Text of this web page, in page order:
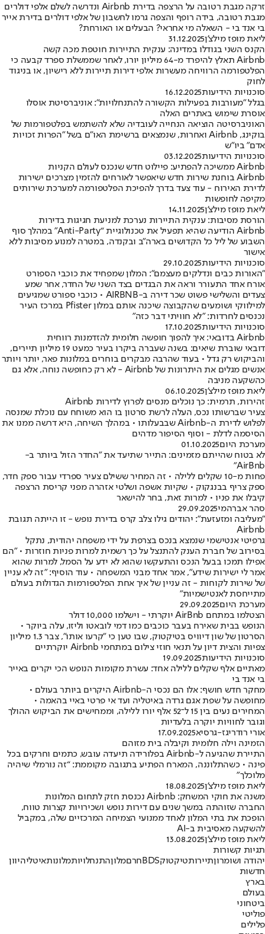
זרקה מגבת רטובה על הרצפה בדירת Airbnb ונדרשה לשלם אלפי דולרים
מגבת רטובה, בידה רופף והצפה גרמו לחשבון של אלפי דולרים בדירת אייר
בי אנד בי - השאלה מי אחראי? הבעלים או האורחת?
ליאת מופז מילצ'ן31.12.2025
הקנס השני בגודלו במדינה: ענקית התיירות חוטפת מכה קשה
Airbnb תאלץ להיפרד מ-64 מיליון יורו, לאחר שממשלת ספרד קבעה כי
הפלטפורמה הרוויחה מעשרות אלפי דירות תיירות ללא רישיון, או בניגוד
לחוק
סוכנויות הידיעות16.12.2025
בגלל "מעורבות בפעילות הקשורה להתנחלויות": אוניברסיטת אוסלו
אוסרת שימוש באתרים האלה
האוניברסיטה הוציאה הנחייה לעובדיה שלא להשתמש בפלטפורמות של
בוקינג, Airbnb ואחרות, שנמצאים ברשימת האו"ם בשל "הפרות זכויות
אדם" ביו"ש
סוכנויות הידיעות03.12.2025
Airbnb ממשיכה להפתיע: פיילוט חדש שנכנס לעולם הקניות
Airbnb בוחנת שירות חדש שיאפשר לאורחים להזמין מצרכים ישירות
לדירת האירוח - עוד צעד בדרך להפיכת הפלטפורמה למערכת שירותים
מקיפה לחופשות
ליאת מופז מילצ'ן14.11.2025
הורסת מסיבות: ענקית התיירות נערכת למניעת חגיגות בדירות
Airbnb הודיעה שהיא תפעיל את טכנולוגיית “Anti-Party” במהלך סוף
השבוע של ליל כל הקדושים בארה"ב ובקנדה, במטרה למנוע מסיבות ללא
אישור
סוכנויות הידיעות29.10.2025
"האורות כבים ונדלקים מעצמם": המלון שמפחיד את כוכבי הספורט
אורח אחד התעורר וראה את הבגדים בצד השני של החדר, אחר שמע
צעדים והשלישי פשוט שכר דירה ב-AIRBNB • כוכבי ספורט שמגיעים
למילווקי ושומעים שהקבוצה שיכנה אותם במלון Pfister במרכז העיר
נכנסים לחרדות: "לא חוויתי דבר כזה"
סוכנויות הידיעות17.10.2025
Airbnb בדובאי: איך להפוך חופשה חלומית להזדמנות רווחית
דובאי שוברת שיאים: בשנה שעברה ביקרו בעיר כמעט 19 מיליון תיירים,
והביקוש רק גדל • בעוד שהרבה מבקרים בוחרים במלונות פאר, יותר ויותר
אנשים מגלים את היתרונות של Airbnb - לא רק כחופשה נוחה, אלא גם
כהשקעה מניבה
ליאת מופז מילצ'ן06.10.2025
זהירות, תרמית: כך נוכלים מנסים לפרוץ לדירות Airbnb
צעיר שברשותו נכס, העלה לרשת סרטון בו הוא משוחח עם נוכלת שמנסה
לפלוש לדירת ה-Airbnb שבבעלותו • במהלך השיחה, היא דרשה ממנו את
הסיסמה לדלת - וסוף הסיפור מדהים
מערכת היום01.10.2025
לא בטוח שהייתם מזמינים: התייר שתיעד את "החדר הזול ביותר ב-
AirBnb"
פחות מ-10 שקלים ללילה • זה המחיר ששילם צעיר ספרדי עבור ספק חדר,
ספק צריף בבנגקוק • שקיות אשפה ושלטי אזהרה מפני קריסת הרצפה
קיבלו את פניו • למרות זאת, בחר להישאר
סהר אברהמי29.09.2025
"מעליבה ומזעזעת": יהודים גילו צלב קרס בדירת נופש - זו הייתה תגובת
Airbnb
גרפיטי אנטישמי שנמצא בנכס בצרפת על ידי משפחה יהודית, נתקל
בסירוב של חברת הענק להתנצל על כך רשמית למרות פניות חוזרות • "הם
אפילו תמכו בבעל הנכס והתעקשו שהוא לא ידע על הסמל, למרות שהוא
אמר לי ישירות שידע", אמר אחד מבני המשפחה • עוד הוסיף: "זה לא עניין
של שירות לקוחות - זה עניין של איך אחת הפלטפורמות הגדולות בעולם
מתייחסת לאנטישמיות"
מערכת היום29.09.2025
הצטלמו במתחם AirBnb יוקרתי - וישלמו 10,000 דולר
הנופש בבית שאירח בעבר כוכבים כמו דמי לובאטו וליזו, עלה ביוקר •
הסרטון של שון דיוויס בטיקטוק, שבו טען כי "קרעו אותו", צבר 1.3 מיליון
צפיות והצית דיון על תנאי חוזי צילום במתחמי Airbnb יוקרתיים
סוכנויות הידיעות19.09.2025
מאתיים אלף שקלים ללילה אחד: עשרת מקומות הנופש הכי יקרים באייר
בי אנד בי
מחקר חדש חושף: אלו הם נכסי ה-Airbnb היקרים ביותר בעולם •
מחופשה על שפת אגם גרדה באיטליה ועד אי פרטי באיי בהאמה •
המחירים נעים בין 15 ל־52 אלף יורו ללילה, וממחישים את הביקוש ההולך
וגובר לחוויות יוקרה בלעדיות
אורי רודריגז-גרסיא17.09.2025
הזמינה וילה חלומית וקיבלה בית מזוהם
התיירת שהגיעה ל-Airbnb בפלורידה תיעדה עובש, כתמים וחרקים בכל
פינה • כשהתלוננה, המארח הפתיע בתגובה מקוממת: “זה נורמלי שיהיה
מלוכלך”
ליאת מופז מילצ'ן18.08.2025
משנה את חוקי המשחק: Airbnb נכנסת חזק לתחום המלונות
החברה שזוהתה במשך שנים עם דירות נופש ושכירויות קצרות טווח,
הופכת את בתי המלון לאחד ממנועי הצמיחה המרכזיים שלה, במקביל
להשקעה מאסיבית ב-AI
ליאת מופז מילצ'ן13.08.2025
תגיות קשורות
יהודה ושומרוןתיירותטיקטוקBDSחרםמלוןהתנחלויותמלונותאיטליהיוון
חדשות
בארץ
בעולם
ביטחוני
פוליטי
פלילים